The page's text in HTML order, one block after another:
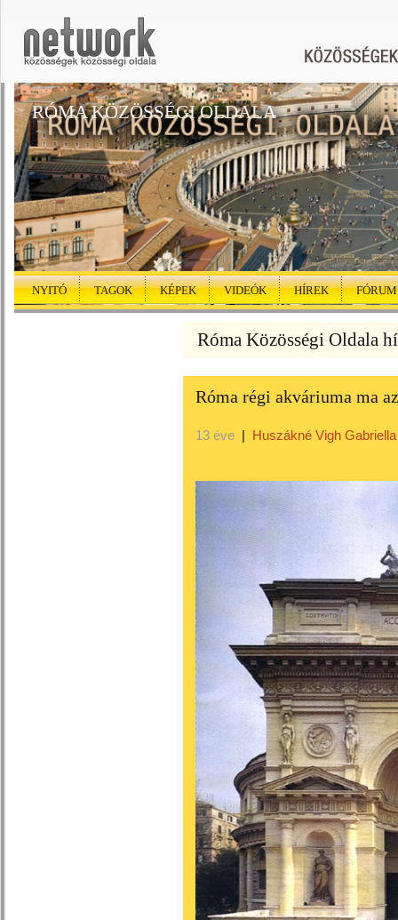
RÓMA KÖZÖSSÉGI OLDALA
NYITÓ TAGOK KÉPEK VIDEÓK HÍREK FÓRUM
Róma Közösségi Oldala
Róma régi akváriuma ma
13 éve | Huszákné Vigh Gabriella